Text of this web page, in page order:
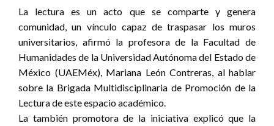
La lectura es un acto que se comparte y genera
comunidad, un vínculo capaz de traspasar los muros
universitarios, afirmó la profesora de la Facultad de
Humanidades de la Universidad Autónoma del Estado de
México (UAEMéx), Mariana León Contreras, al hablar
sobre la Brigada Multidisciplinaria de Promoción de la
Lectura de este espacio académico.
La también promotora de la iniciativa explicó que la